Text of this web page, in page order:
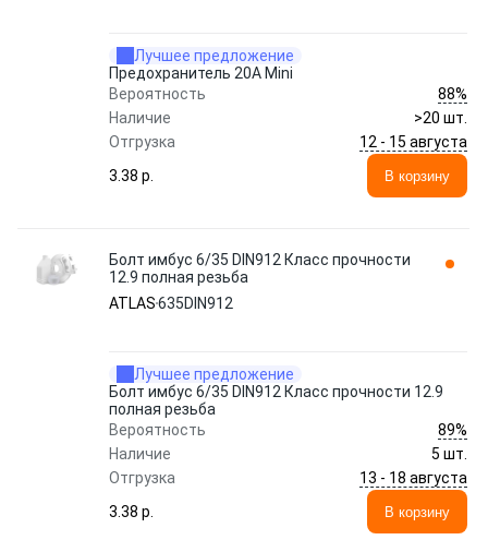
Лучшее предложение
Предохранитель 20A Mini
Вероятность
88%
Наличие
>20 шт.
Отгрузка
12 - 15 августа
3.38 p.
В корзину
Болт имбус 6/35 DIN912 Класс прочности
12.9 полная резьба
ATLAS635DIN912
Лучшее предложение
Болт имбус 6/35 DIN912 Класс прочности 12.9
полная резьба
Вероятность
89%
Наличие
5 шт.
Отгрузка
13 - 18 августа
3.38 p.
В корзину